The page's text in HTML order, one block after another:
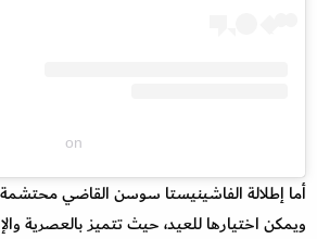
on
أما إطلالة الفاشينيستا سوسن القاضي
ويمكن اختيارها للعيد، حيث تتميز بالعصرية